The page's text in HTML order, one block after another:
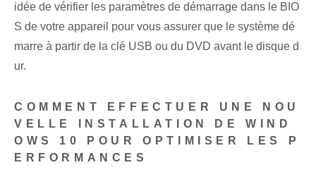
idée de vérifier les paramètres de démarrage dans le BIO
S de votre appareil pour vous assurer que le système dé
marre à partir de la clé USB ou du DVD avant le disque d
ur.
COMMENT EFFECTUER UNE NOU
VELLE INSTALLATION DE WIND
OWS 10 POUR OPTIMISER LES P
ERFORMANCES